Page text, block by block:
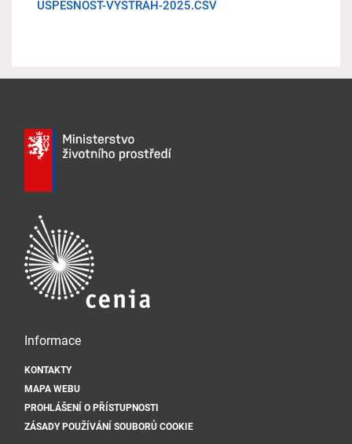
USPESNOST-VYSTRAH-2025.CSV
Informace
KONTAKTY
MAPA WEBU
PROHLÁŠENÍ O PŘÍSTUPNOSTI
ZÁSADY POUŽÍVÁNÍ SOUBORŮ COOKIE